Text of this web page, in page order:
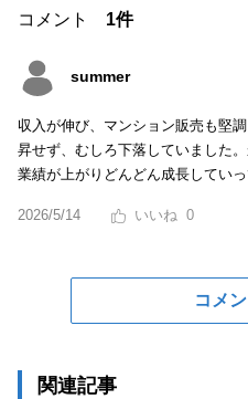
コメント 1件
summer
収入が伸び、マンション販売も堅
昇せず、むしろ下落していました
業績が上がりどんどん成長してい
2026/5/14 0
コメ
関連記事